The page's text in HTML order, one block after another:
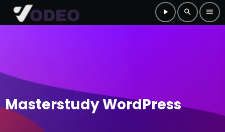
play_arrow search menu
Masterstudy WordPress